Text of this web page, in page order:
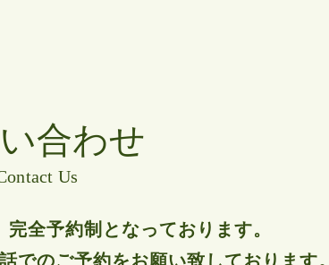
合わせ
Us
完全予約制となっております。
でのご予約をお願い致しております。